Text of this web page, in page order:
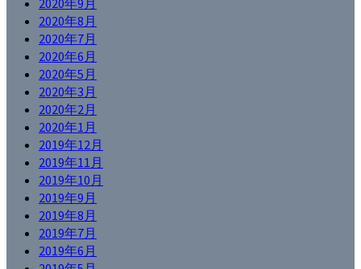
2020年8月
2020年7月
2020年6月
2020年5月
2020年3月
2020年2月
2020年1月
2019年12月
2019年11月
2019年10月
2019年9月
2019年8月
2019年7月
2019年6月